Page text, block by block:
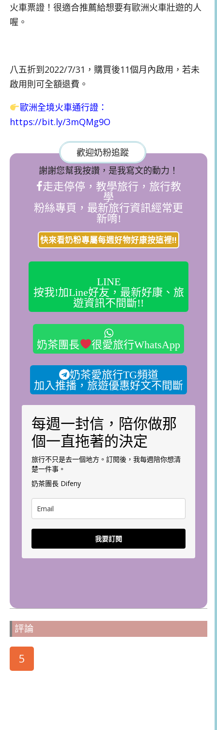
火車票證！很適合推薦給想要有歐洲火車壯遊的人
喔。
八五折到2022/7/31，購買後11個月內啟用，若未
啟用則可全額退費。
歐洲全境火車通行證：
https://bit.ly/3mQMg9O
歡迎奶粉追蹤
謝謝您幫我按讚，是我寫文的動力！
走走停停，教學旅行，旅行教
學
粉絲專頁，最新旅行資訊經常更
新唷!
快來看奶粉專屬每週好物好康按這裡!!
LINE
按我!加Line好友，最新好康、旅
遊資訊不間斷!!
奶茶團長 很愛旅行WhatsApp
奶茶愛旅行TG頻道
加入推播，旅遊優惠好文不間斷
每週一封信，陪你做那
個一直拖著的決定
旅行不只是去一個地方。訂閱後，我每週陪你想清
楚一件事。
奶茶團長 Difeny
我要訂閱
評論
5